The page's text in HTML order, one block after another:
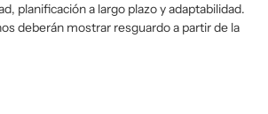
planificación a largo plazo y adaptabilidad.
deberán mostrar resguardo a partir de la